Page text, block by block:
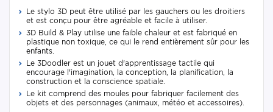
Le stylo 3D peut être utilisé par les gauchers ou les droitiers
et est conçu pour être agréable et facile à utiliser.
3D Build & Play utilise une faible chaleur et est fabriqué en
plastique non toxique, ce qui le rend entièrement sûr pour les
enfants.
Le 3Doodler est un jouet d'apprentissage tactile qui
encourage l'imagination, la conception, la planification, la
construction et la conscience spatiale.
Le kit comprend des moules pour fabriquer facilement des
objets et des personnages (animaux, météo et accessoires).